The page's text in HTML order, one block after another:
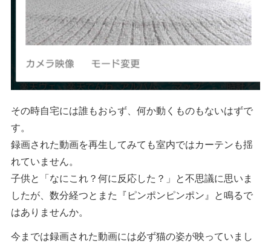
その時自宅には誰もおらず、何か動くものもないはずで
す。
録画された動画を再生してみても室内ではカーテンも揺
れていません。
子供と「なにこれ？何に反応した？」と不思議に思いま
したが、数分経つとまた『ピンポンピンポン』と鳴るで
はありませんか。
今までは録画された動画には必ず猫の姿が映っていまし